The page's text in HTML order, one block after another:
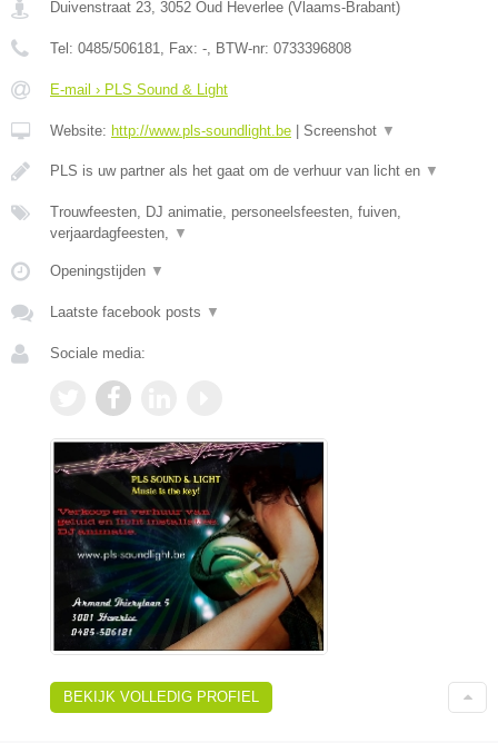
Duivenstraat 23, 3052 Oud Heverlee (Vlaams-Brabant)
Tel: 0485/506181, Fax: -, BTW-nr: 0733396808
E-mail › PLS Sound & Light
Website: http://www.pls-soundlight.be Screenshot ▼
PLS is uw partner als het gaat om de verhuur van licht en ▼
Trouwfeesten, DJ animatie, personeelsfeesten, fuiven,
verjaardagfeesten, ▼
Openingstijden ▼
Laatste facebook posts ▼
Sociale media:
BEKIJK VOLLEDIG PROFIEL